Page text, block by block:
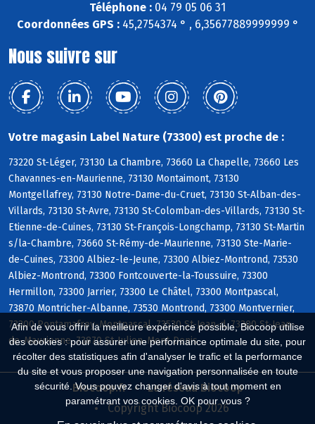
Afin de vous offrir la meilleure expérience possible, Biocoop utilise
des cookies : pour assurer une performance optimale du site, pour
récolter des statistiques afin d'analyser le trafic et la performance
du site et vous proposer une navigation personnalisée en toute
sécurité. Vous pouvez changer d'avis à tout moment en
paramétrant vos cookies. OK pour vous ?
Téléphone : 04 79 05 06 31
Coordonnées GPS :45,2754374 ° , 6,35677889999999 °
Nous suivre sur
Votre magasin Label Nature (73300) est proche de :
73220 St-Léger, 73130 La Chambre, 73660 La Chapelle, 73660 Les
Chavannes-en-Maurienne, 73130 Montaimont, 73130
Montgellafrey, 73130 Notre-Dame-du-Cruet, 73130 St-Alban-des-
Villards, 73130 St-Avre, 73130 St-Colomban-des-Villards, 73130 St-
Etienne-de-Cuines, 73130 St-François-Longchamp, 73130 St-Martin
s/la-Chambre, 73660 St-Rémy-de-Maurienne, 73130 Ste-Marie-
de-Cuines, 73300 Albiez-le-Jeune, 73300 Albiez-Montrond, 73530
Albiez-Montrond, 73300 Fontcouverte-la-Toussuire, 73300
Hermillon, 73300 Jarrier, 73300 Le Châtel, 73300 Montpascal,
73870 Montricher-Albanne, 73530 Montrond, 73300 Montvernier,
73300 Pontamafrey-Montpascal, 73530 St-Jean-d, 73300 St-Jean-
de-Maurienne, 73870 St-Julien-Mont-Denis
Biocoop.fr
Le réseau Biocoop
Copyright Biocoop 2026